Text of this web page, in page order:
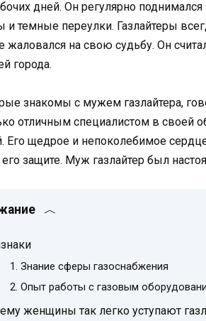
дней. Он регулярно
и темные переулки. Газлайтеры
жаловался на свою судьбу. Он
города.
знакомы с мужем газлайтера,
отличным специалистом в своей
Его щедрое и непоколебимое
защите. Муж газлайтер был
1. Знание сферы газоснабжения
2. Опыт работы с газовым
женщины так легко уступают